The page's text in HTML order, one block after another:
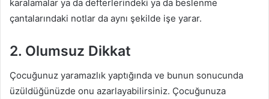
karalamalar ya da defterlerindeki ya da beslenme
çantalarındaki notlar da aynı şekilde işe yarar.
2. Olumsuz Dikkat
Çocuğunuz yaramazlık yaptığında ve bunun sonucunda
üzüldüğünüzde onu azarlayabilirsiniz. Çocuğunuza